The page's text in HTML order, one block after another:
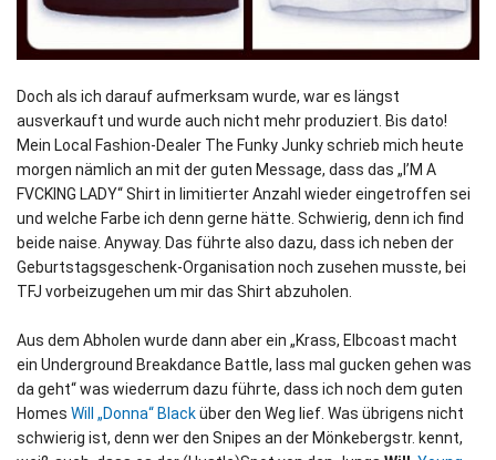
Doch als ich darauf aufmerksam wurde, war es längst
ausverkauft und wurde auch nicht mehr produziert. Bis dato!
Mein Local Fashion-Dealer The Funky Junky schrieb mich heute
morgen nämlich an mit der guten Message, dass das „I’M A
FVCKING LADY“ Shirt in limitierter Anzahl wieder eingetroffen sei
und welche Farbe ich denn gerne hätte. Schwierig, denn ich find
beide naise. Anyway. Das führte also dazu, dass ich neben der
Geburtstagsgeschenk-Organisation noch zusehen musste, bei
TFJ vorbeizugehen um mir das Shirt abzuholen.
Aus dem Abholen wurde dann aber ein „Krass, Elbcoast macht
ein Underground Breakdance Battle, lass mal gucken gehen was
da geht“ was wiederrum dazu führte, dass ich noch dem guten
Homes Will „Donna“ Blacküber den Weg lief. Was übrigens nicht
schwierig ist, denn wer den Snipes an der Mönkebergstr. kennt,